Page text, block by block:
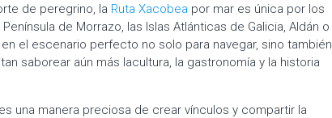
de peregrino, la Ruta Xacobea por mar es única por los
de Morrazo, las Islas Atlánticas de Galicia, Aldán o
el escenario perfecto no solo para navegar, sino también
saborear aún más lacultura, la gastronomía y la historia
una manera preciosa de crear vínculos y compartir la